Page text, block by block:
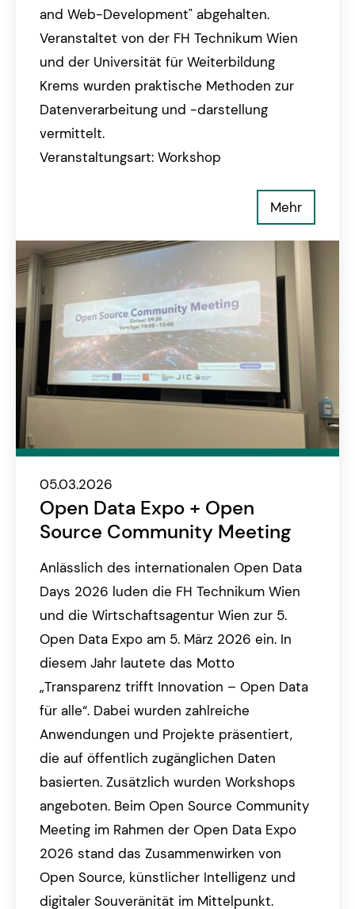
and Web-Development" abgehalten.
Veranstaltet von der FH Technikum Wien
und der Universität für Weiterbildung
Krems wurden praktische Methoden zur
Datenverarbeitung und -darstellung
vermittelt.
Veranstaltungsart: Workshop
Mehr
05.03.2026
Open Data Expo + Open
Source Community Meeting
Anlässlich des internationalen Open Data
Days 2026 luden die FH Technikum Wien
und die Wirtschaftsagentur Wien zur 5.
Open Data Expo am 5. März 2026 ein. In
diesem Jahr lautete das Motto
„Transparenz trifft Innovation – Open Data
für alle“. Dabei wurden zahlreiche
Anwendungen und Projekte präsentiert,
die auf öffentlich zugänglichen Daten
basierten. Zusätzlich wurden Workshops
angeboten. Beim Open Source Community
Meeting im Rahmen der Open Data Expo
2026 stand das Zusammenwirken von
Open Source, künstlicher Intelligenz und
digitaler Souveränität im Mittelpunkt.